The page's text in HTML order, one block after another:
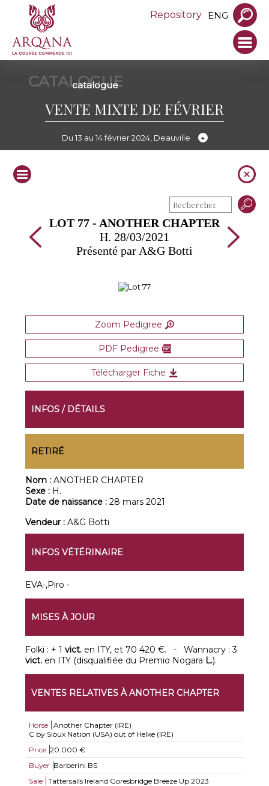
Repository ENG
CATALOGUE
catalogue
VENTE MIXTE DE FÉVRIER
Du 13 au 14 février 2024, Deauville
LOT 77 - ANOTHER CHAPTER
H. 28/03/2021
Présenté par A&G Botti
Zoom Pedigree
PDF Pedigree
Télécharger Fiche
INFOS / DÉTAILS
RETIRÉ
Nom :ANOTHER CHAPTER
Sexe : H.
Date de naissance :28 mars 2021
Vendeur :A&G Botti
INFOS VÉTÉRINAIRE
EVA-,Piro -
MISES À JOUR
Folki : + 1vict. en ITY, et 70 420 €. - Wannacry : 3
vict. en ITY (disqualifiée du Premio Nogara L.).
VENTES RELATIVES À ANOTHER CHAPTER
Horse
Another Chapter (IRE)
C by Sioux Nation (USA) out of Helke (IRE)
Price 20.000 €
Buyer Barberini BS
Sale
Tattersalls Ireland Goresbridge Breeze Up 2023